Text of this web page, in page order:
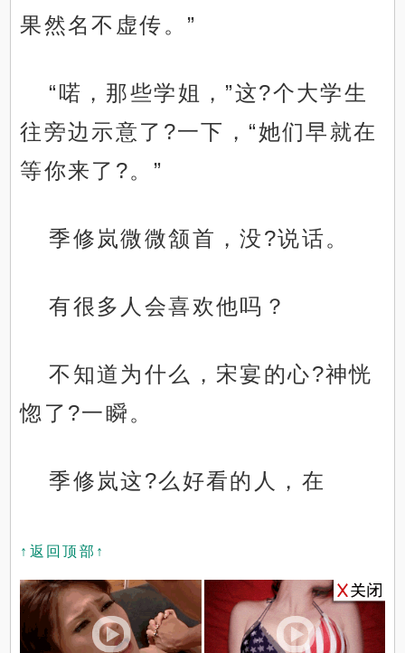
果然名不虚传。”
“喏，那些学姐，”这?个大学生
往旁边示意了?一下，“她们早就在
等你来了?。”
季修岚微微颔首，没?说话。
有很多人会喜欢他吗？
不知道为什么，宋宴的心?神恍
惚了?一瞬。
季修岚这?么好看的人，在
↑返回顶部↑